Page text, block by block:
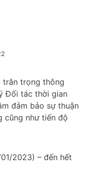
trân trọng thông
Đối tác thời gian
đảm bảo sự thuận
cũng như tiến độ
2023) – đến hết